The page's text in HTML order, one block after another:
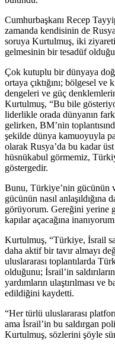
Cumhurbaşkanı Recep
zamanda kendisinin de
soruya Kurtulmuş, iki
gelmesinin bir tesadüf
Çok kutuplu bir dünyaya
ortaya çıktığını; bölgesel
dengeleri ve güç
Kurtulmuş, “Bu bile
liderlikle orada dünyanın
gelirken, BM’nin
şekilde dünya kamuoyuyla
olarak Rusya’da bu kadar
hüsnükabul görmemiz,
göstergedir.
Bunu, Türkiye’nin gücünün
gücünün nasıl
görüyorum. Gereğini yerine
kapılar açacağına
Kurtulmuş, “Türkiye, İsrail
daha aktif bir tavır almayı
uluslararası toplantılarda
olduğunu; İsrail’in
yardımların ulaştırılması ve
edildiğini kaydetti.
“Her türlü uluslararası
ama İsrail’in bu saldırgan
Kurtulmuş, sözlerini şöyle